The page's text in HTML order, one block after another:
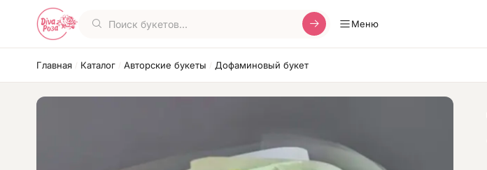
Меню
Главная / Каталог / Авторские букеты / Дофаминовый букет